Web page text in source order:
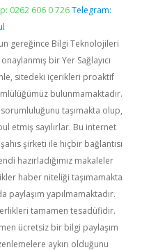
0262 606 0 726 Telegram:
gereğince Bilgi Teknolojileri
bir Yer Sağlayıcı
sitedeki içerikleri proaktif
bulunmamaktadır.
taşımakta olup,
etmiş sayılırlar. Bu internet
şirketi ile hiçbir bağlantısı
hazırladığımız makaleler
haber niteliği taşımamakta
paylaşım yapılmamaktadır.
tamamen tesadüfidir.
ücretsiz bir bilgi paylaşım
aykırı olduğunu